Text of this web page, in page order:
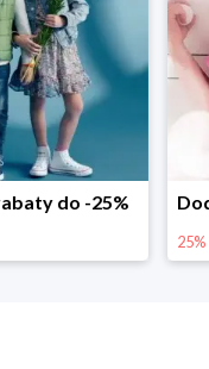
do -25%
25%